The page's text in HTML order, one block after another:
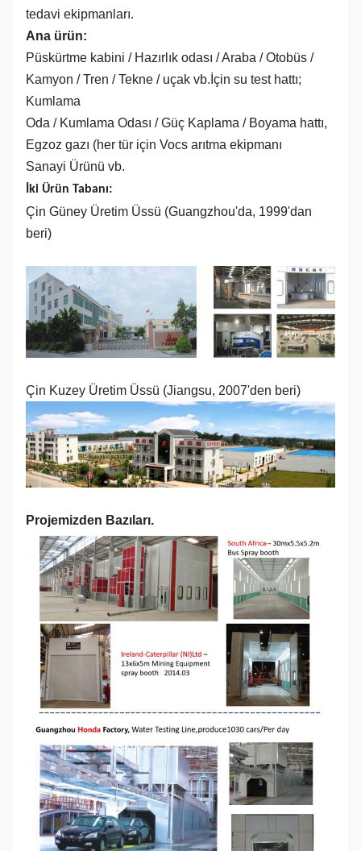
tedavi ekipmanları.
Ana ürün:
Püskürtme kabini / Hazırlık odası / Araba / Otobüs /
Kamyon / Tren / Tekne / uçak vb.İçin su test hattı;
Kumlama
Oda / Kumlama Odası / Güç Kaplama / Boyama hattı,
Egzoz gazı (her tür için Vocs arıtma ekipmanı
Sanayi Ürünü vb.
İki Ürün Tabanı:
Çin Güney Üretim Üssü (Guangzhou'da, 1999'dan
beri)
Çin Kuzey Üretim Üssü (Jiangsu, 2007'den beri)
Projemizden Bazıları.